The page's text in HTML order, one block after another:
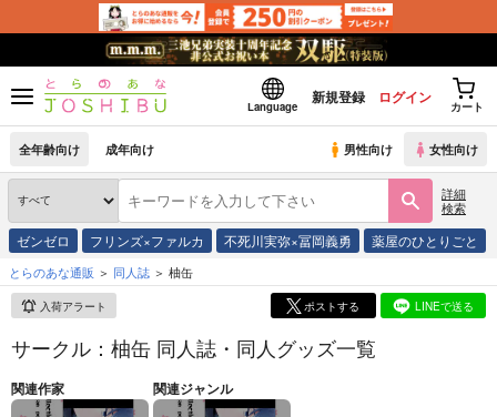
Language
新規登録 ログイン
カート
全年齢向け 成年向け 男性向け 女性向け
詳細
検索
ゼンゼロ フリンズ×ファルカ 不死川実弥×冨岡義勇 薬屋のひとりごと
とらのあな通販 同人誌 柚缶
入荷アラート ポストする LINEで送る
サークル：柚缶 同人誌・同人グッズ一覧
関連作家 関連ジャンル